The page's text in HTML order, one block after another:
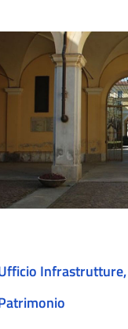
Infrastrutture,